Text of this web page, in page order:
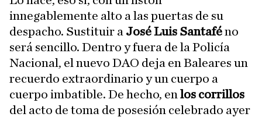
innegablemente alto a las puertas de su
despacho. Sustituir a José Luis Santaféno
será sencillo. Dentro y fuera de la Policía
Nacional, el nuevo DAO deja en Baleares un
recuerdo extraordinario y un cuerpo a
cuerpo imbatible. De hecho, en los corrillos
del acto de toma de posesión celebrado ayer